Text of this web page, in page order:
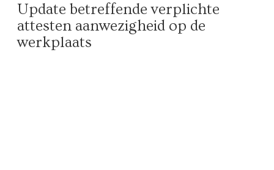
Update betreffende verplichte
attesten aanwezigheid op de
werkplaats